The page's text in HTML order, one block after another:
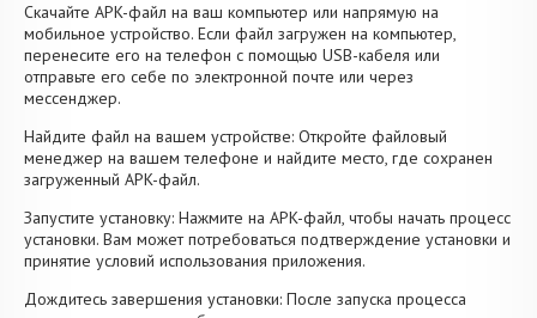
Скачайте APK-файл на ваш компьютер или напрямую на
мобильное устройство. Если файл загружен на компьютер,
перенесите его на телефон с помощью USB-кабеля или
отправьте его себе по электронной почте или через
мессенджер.
Найдите файл на вашем устройстве: Откройте файловый
менеджер на вашем телефоне и найдите место, где сохранен
загруженный APK-файл.
Запустите установку: Нажмите на APK-файл, чтобы начать процесс
установки. Вам может потребоваться подтверждение установки и
принятие условий использования приложения.
Дождитесь завершения установки: После запуска процесса